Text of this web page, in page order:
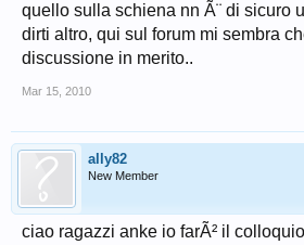
quello sulla schiena nn Ã¨ di sicuro
dirti altro, qui sul forum mi sembra
discussione in merito..
Mar 15, 2010
ally82
New Member
ciao ragazzi anke io farÃ² il